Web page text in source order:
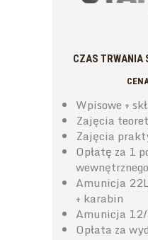
CZAS TRWANIA
Wpisowe +
Zajęcia
Zajęcia
Opłatę za 1
wewnętrznego
Amunicja
+ karabin
Amunicja
Opłata za